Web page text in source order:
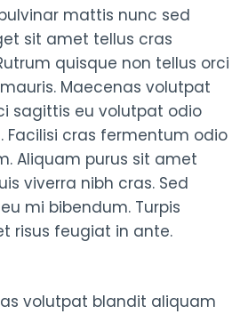
mattis nunc sed
sit amet tellus cras
quisque non tellus orci
Maecenas volutpat
sagittis eu volutpat odio
Facilisi cras fermentum odio
Aliquam purus sit amet
viverra nibh cras. Sed
mi bibendum. Turpis
risus feugiat in ante.
volutpat blandit aliquam